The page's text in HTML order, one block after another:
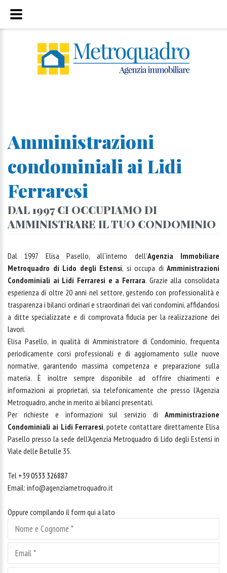
Amministrazioni
condominiali ai Lidi
Ferraresi
DAL 1997 CI OCCUPIAMO DI
AMMINISTRARE IL TUO CONDOMINIO
Dal 1997 Elisa Pasello, all’interno dell’Agenzia Immobiliare
Metroquadro di Lido degli Estensi, si occupa di Amministrazioni
Condominiali ai Lidi Ferraresi e a Ferrara. Grazie alla consolidata
esperienza di oltre 20 anni nel settore, gestendo con professionalità e
trasparenza i bilanci ordinari e straordinari dei vari condomini, affidandosi
a ditte specializzate e di comprovata fiducia per la realizzazione dei
lavori.
Elisa Pasello, in qualità di Amministratore di Condominio, frequenta
periodicamente corsi professionali e di aggiornamento sulle nuove
normative, garantendo massima competenza e preparazione sulla
materia. È inoltre sempre disponibile ad offrire chiarimenti e
informazioni ai proprietari, sia telefonicamente che presso l’Agenzia
Metroquadro, anche in merito ai bilanci presentati.
Per richieste e informazioni sul servizio di Amministrazione
Condominiali ai Lidi Ferraresi, potete contattare direttamente Elisa
Pasello presso la sede dell’Agenzia Metroquadro di Lido degli Estensi in
Viale delle Betulle 35.
Tel +390533 326887
Email: info@agenziametroquadro.it
Oppure compilando il form qui a lato